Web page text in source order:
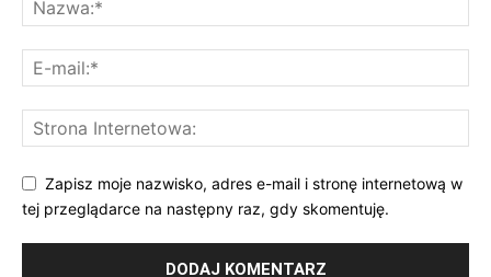
Zapisz moje nazwisko, adres e-mail i stronę internetową w
tej przeglądarce na następny raz, gdy skomentuję.